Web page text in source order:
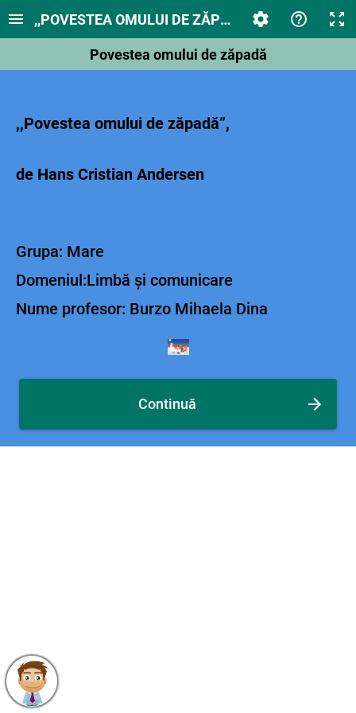
,,POVESTEA OMULUI DE ZĂPADĂ”
Povestea omului de zăpadă
,,Povestea omului de zăpadă”,
de Hans Cristian Andersen
Grupa: Mare
Domeniul:Limbă și comunicare
Nume profesor: Burzo Mihaela Dina
Continuă